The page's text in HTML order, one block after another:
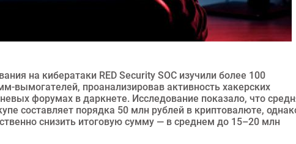
на кибератаки RED Security SOC изучили более 100
вымогателей, проанализировав активность хакерских
форумах в даркнете. Исследование показало, что
составляет порядка 50 млн рублей в криптовалюте,
снизить итоговую сумму — в среднем до 15–20 млн